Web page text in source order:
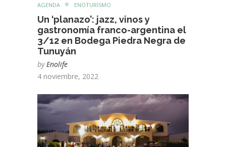
AGENDA ENOTURISMO
Un ‘planazo’: jazz, vinos y
gastronomía franco-argentina el
3/12 en Bodega Piedra Negra de
Tunuyán
by Enolife
4 noviembre, 2022